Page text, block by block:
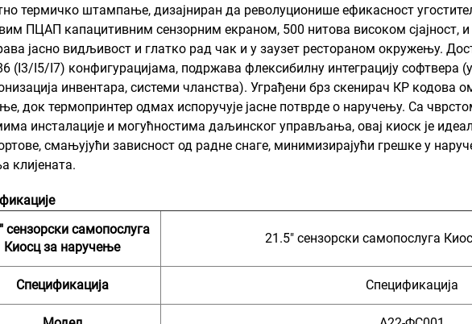
термичко штампање, дизајниран да револуционише ефикасност
ПЦАП капацитивним сензорним екраном, 500 нитова високом сјајност,
јасно видљивост и глатко рад чак и у заузет рестораном окружењу.
(I3/I5/I7) конфигурацијама, подржава флексибилну интеграцију
инвентара, системи чланства). Уграђени брз скенирач КР кодова
док термопринтер одмах испоручује јасне потврде о наручењу. Са
инсталације и могућностима даљинског управљања, овај киоск је
смањујући зависност од радне снаге, минимизирајући грешке у
клијената.
сензорски самопослуга
Киосц за наручење
21.5" сензорски самопослуга
Спецификација Спецификација